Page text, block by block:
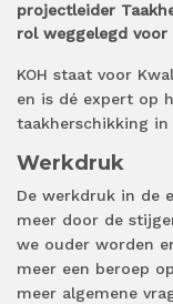
projectleider
rol weggelegd
KOH staat voor
en is dé expert op
taakherschikking
Werkdruk
De werkdruk in de
meer door de
we ouder worden
meer een beroep
meer algemene